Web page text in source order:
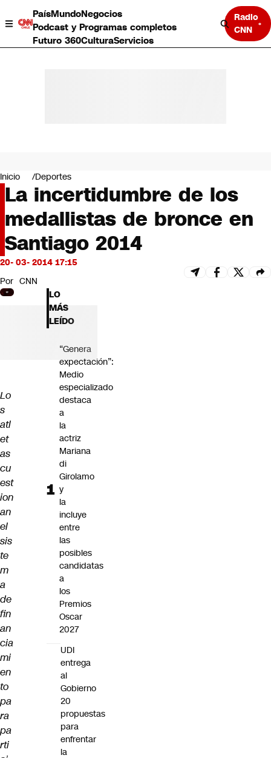
PaísMundoNegocios
Podcast y Programas completos
Futuro 360CulturaServicios
Radio
CNN
Negocios
Deportes
Programas completos
Cultura
Servicios
Bits
CNN tiempo
Futuro 360
Opinión
Inicio Deportes
La incertidumbre de los
medallistas de bronce en
Santiago 2014
20- 03- 2014 17:15
Por CNN
Lo
s
atl
et
as
cu
est
ion
an
el
sis
te
m
a
de
fin
an
cia
mi
en
to
pa
ra
pa
rti
LO
MÁS
LEÍDO
“Genera
expectación”:
Medio
especializado
destaca
a
la
actriz
Mariana
di
Girolamo
y
la
incluye
entre
las
posibles
candidatas
a
los
Premios
Oscar
2027
UDI
entrega
al
Gobierno
20
propuestas
para
enfrentar
la